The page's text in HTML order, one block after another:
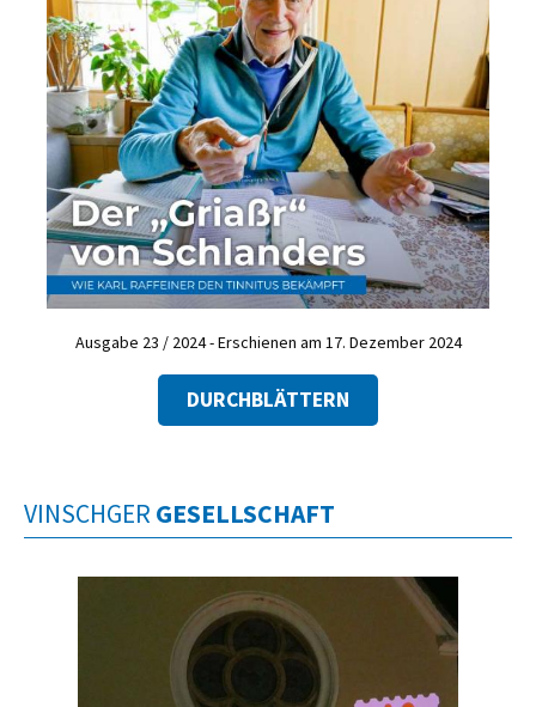
Ausgabe 23 / 2024 - Erschienen am 17. Dezember 2024
DURCHBLÄTTERN
VINSCHGER GESELLSCHAFT